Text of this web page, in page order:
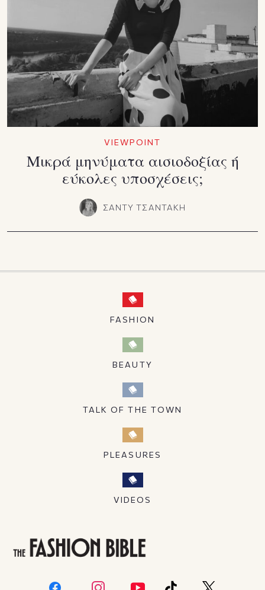
VIEWPOINT
Μικρά μηνύματα αισιοδοξίας ή
εύκολες υποσχέσεις;
ΣΑΝΤΥ ΤΣΑΝΤΑΚΗ
FASHION
BEAUTY
TALK OF THE TOWN
PLEASURES
VIDEOS